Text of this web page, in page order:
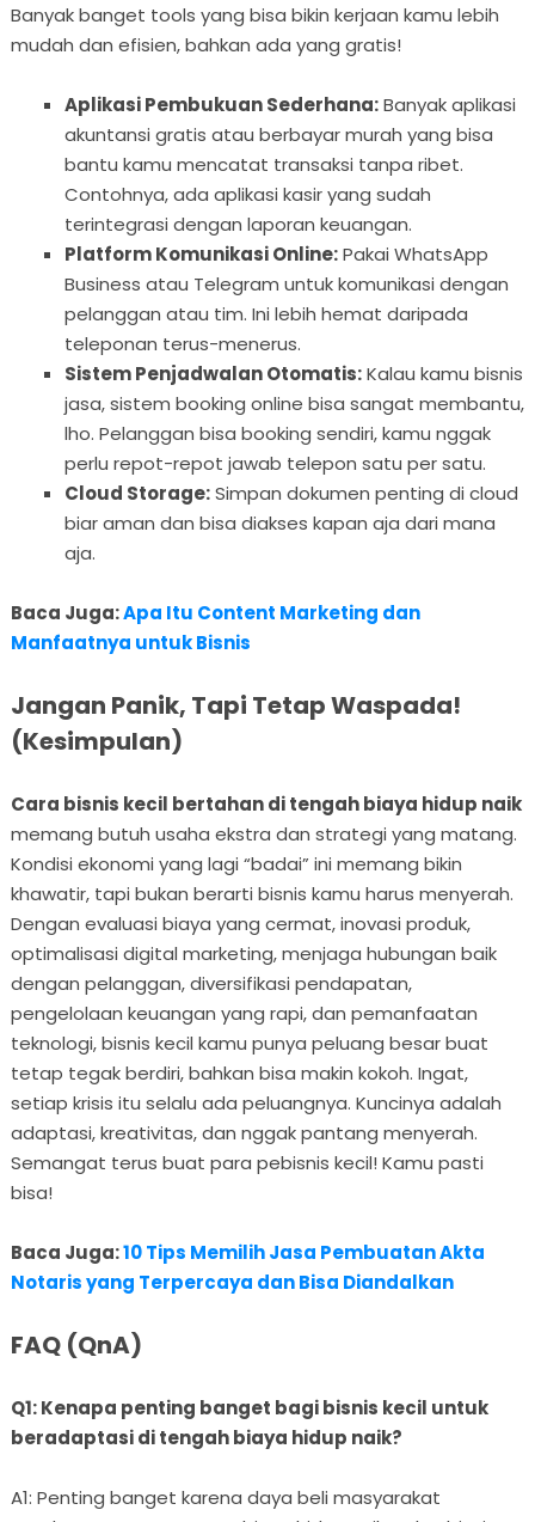
Banyak banget tools yang bisa bikin kerjaan kamu lebih
mudah dan efisien, bahkan ada yang gratis!
Aplikasi Pembukuan Sederhana:Banyak aplikasi
akuntansi gratis atau berbayar murah yang bisa
bantu kamu mencatat transaksi tanpa ribet.
Contohnya, ada aplikasi kasir yang sudah
terintegrasi dengan laporan keuangan.
Platform Komunikasi Online:Pakai WhatsApp
Business atau Telegram untuk komunikasi dengan
pelanggan atau tim. Ini lebih hemat daripada
teleponan terus-menerus.
Sistem Penjadwalan Otomatis:Kalau kamu bisnis
jasa, sistem booking online bisa sangat membantu,
lho. Pelanggan bisa booking sendiri, kamu nggak
perlu repot-repot jawab telepon satu per satu.
Cloud Storage:Simpan dokumen penting di cloud
biar aman dan bisa diakses kapan aja dari mana
aja.
Baca Juga:Apa Itu Content Marketing dan
Manfaatnya untuk Bisnis
Jangan Panik, Tapi Tetap Waspada!
(Kesimpulan)
Cara bisnis kecil bertahan di tengah biaya hidup naik
memang butuh usaha ekstra dan strategi yang matang.
Kondisi ekonomi yang lagi “badai” ini memang bikin
khawatir, tapi bukan berarti bisnis kamu harus menyerah.
Dengan evaluasi biaya yang cermat, inovasi produk,
optimalisasi digital marketing, menjaga hubungan baik
dengan pelanggan, diversifikasi pendapatan,
pengelolaan keuangan yang rapi, dan pemanfaatan
teknologi, bisnis kecil kamu punya peluang besar buat
tetap tegak berdiri, bahkan bisa makin kokoh. Ingat,
setiap krisis itu selalu ada peluangnya. Kuncinya adalah
adaptasi, kreativitas, dan nggak pantang menyerah.
Semangat terus buat para pebisnis kecil! Kamu pasti
bisa!
Baca Juga:10 Tips Memilih Jasa Pembuatan Akta
Notaris yang Terpercaya dan Bisa Diandalkan
FAQ (QnA)
Q1: Kenapa penting banget bagi bisnis kecil untuk
beradaptasi di tengah biaya hidup naik?
A1: Penting banget karena daya beli masyarakat